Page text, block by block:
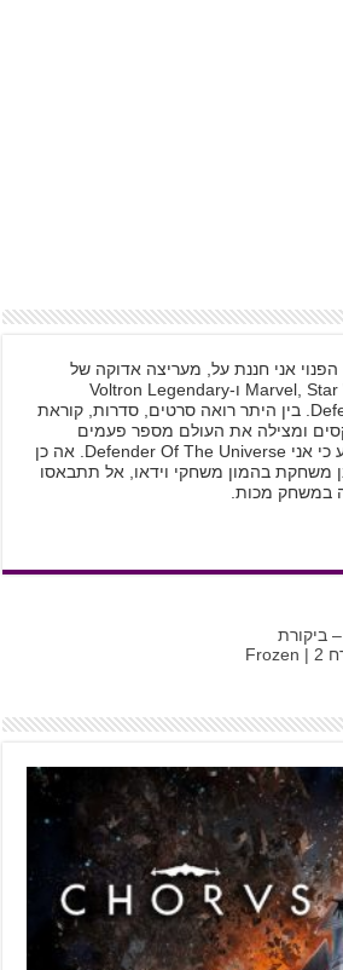
הפנוי אני חננת על, מעריצה אדוקה של
Marvel, Star Wars ו-Voltron Legendary
Defender. בין היתר רואה סרטים, סדרות, קוראת
ומצילה את העולם מספר פעמים
בשבוע כי אני Defender Of The Universe. אה כן
משחקת בהמון משחקי וידאו, אל תתבאסו
במשחק מכות.
את הקופות 2 – ביקורת
הסרט לשבור את הקרח 2 | Frozen